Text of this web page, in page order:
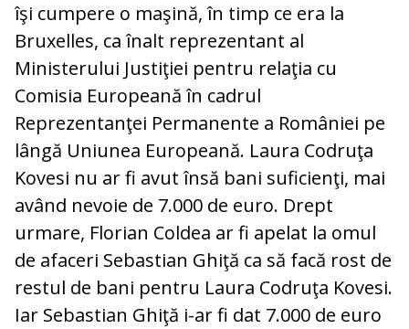
îşi cumpere o maşină, în timp ce era la
Bruxelles, ca înalt reprezentant al
Ministerului Justiţiei pentru relaţia cu
Comisia Europeană în cadrul
Reprezentanţei Permanente a României pe
lângă Uniunea Europeană. Laura Codruţa
Kovesi nu ar fi avut însă bani suficienţi, mai
având nevoie de 7.000 de euro. Drept
urmare, Florian Coldea ar fi apelat la omul
de afaceri Sebastian Ghiţă ca să facă rost de
restul de bani pentru Laura Codruţa Kovesi.
Iar Sebastian Ghiţă i-ar fi dat 7.000 de euro